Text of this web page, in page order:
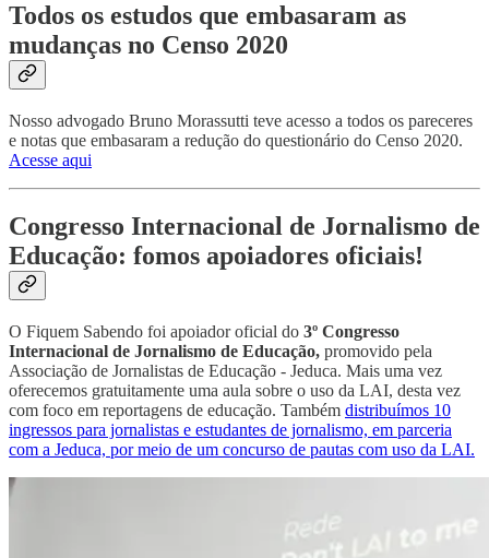
Todos os estudos que embasaram as
mudanças no Censo 2020
Nosso advogado Bruno Morassutti teve acesso a todos os pareceres
e notas que embasaram a redução do questionário do Censo 2020.
Acesse aqui
Congresso Internacional de Jornalismo de
Educação: fomos apoiadores oficiais!
O Fiquem Sabendo foi apoiador oficial do 3º Congresso
Internacional de Jornalismo de Educação, promovido pela
Associação de Jornalistas de Educação - Jeduca. Mais uma vez
oferecemos gratuitamente uma aula sobre o uso da LAI, desta vez
com foco em reportagens de educação. Também distribuímos 10
ingressos para jornalistas e estudantes de jornalismo, em parceria
com a Jeduca, por meio de um concurso de pautas com uso da LAI.